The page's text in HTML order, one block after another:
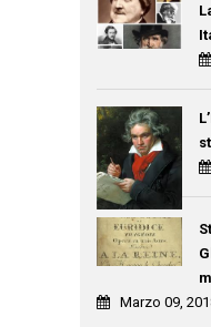
Marzo 09,